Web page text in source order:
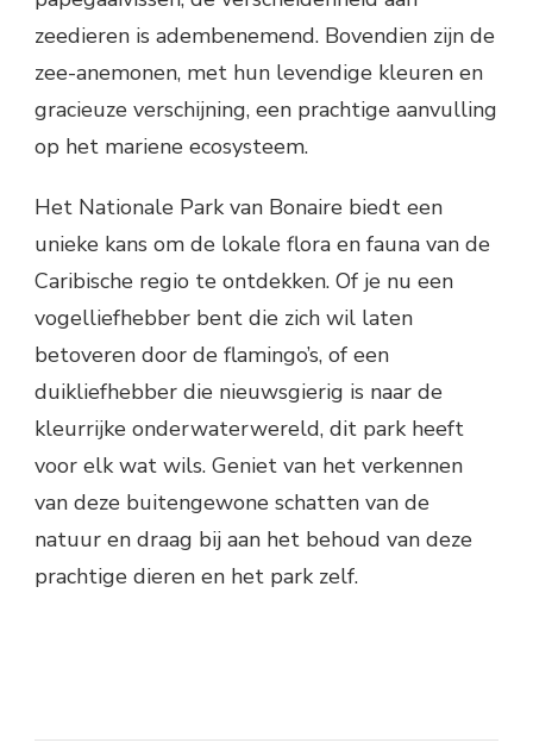
zeedieren is adembenemend. Bovendien zijn de
zee-anemonen, met hun levendige kleuren en
gracieuze verschijning, een prachtige aanvulling
op het mariene ecosysteem.
Het Nationale Park van Bonaire biedt een
unieke kans om de lokale flora en fauna van de
Caribische regio te ontdekken. Of je nu een
vogelliefhebber bent die zich wil laten
betoveren door de flamingo’s, of een
duikliefhebber die nieuwsgierig is naar de
kleurrijke onderwaterwereld, dit park heeft
voor elk wat wils. Geniet van het verkennen
van deze buitengewone schatten van de
natuur en draag bij aan het behoud van deze
prachtige dieren en het park zelf.